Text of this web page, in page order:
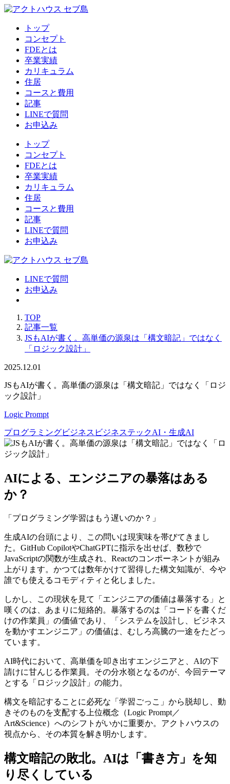
トップ
コンセプト
FDEとは
卒業実績
カリキュラム
住居
コースと費用
記事
LINEで質問
お申込み
トップ
コンセプト
FDEとは
卒業実績
カリキュラム
住居
コースと費用
記事
LINEで質問
お申込み
LINEで質問
お申込み
TOP
記事一覧
JSもAIが書く。高単価の源泉は「構文暗記」ではなく
「ロジック設計」
2025.12.01
JSもAIが書く。高単価の源泉は「構文暗記」ではなく「ロジ
ック設計」
Logic Prompt
プログラミングビジネス ビジネステックAI・生成AI
AIによる、エンジニアの暴落はある
か？
「プログラミング学習はもう遅いのか？」
生成AIの台頭により、この問いは現実味を帯びてきまし
た。GitHub CopilotやChatGPTに指示を出せば、数秒で
JavaScriptの関数が生成され、Reactのコンポーネントが組み
上がります。かつては数年かけて習得した構文知識が、今や
誰でも使えるコモディティと化しました。
しかし、この現状を見て「エンジニアの価値は暴落する」と
嘆くのは、あまりに短絡的。暴落するのは「コードを書くだ
けの作業員」の価値であり、「システムを設計し、ビジネス
を動かすエンジニア」の価値は、むしろ高騰の一途をたどっ
ています。
AI時代において、高単価を叩き出すエンジニアと、AIの下
請けに甘んじる作業員。その分水嶺となるのが、今回テーマ
とする「ロジック設計」の能力。
構文を暗記することに必死な「学習ごっこ」から脱却し、動
きそのものを支配する上位概念（Logic Prompt／
Art&Science）へのシフトがいかに重要か。アクトハウスの
視点から、その本質を解き明かします。
構文暗記の敗北。AIは「書き方」を知
り尽くしている